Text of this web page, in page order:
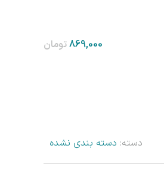
تومان
دسته: دسته بندی نشده